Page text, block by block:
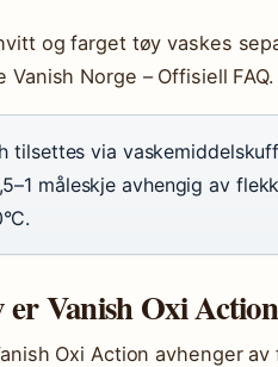
og farget tøy vaskes
Norge – Offisiell FAQ.
tilsettes via
måleskje avhengig av
Vanish Oxi
Oxi Action avhenger